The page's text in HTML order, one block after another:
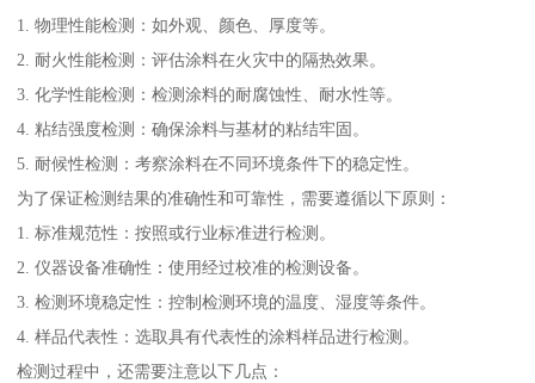
1. 物理性能检测：如外观、颜色、厚度等。
2. 耐火性能检测：评估涂料在火灾中的隔热效果。
3. 化学性能检测：检测涂料的耐腐蚀性、耐水性等。
4. 粘结强度检测：确保涂料与基材的粘结牢固。
5. 耐候性检测：考察涂料在不同环境条件下的稳定性。
为了保证检测结果的准确性和可靠性，需要遵循以下原则：
1. 标准规范性：按照或行业标准进行检测。
2. 仪器设备准确性：使用经过校准的检测设备。
3. 检测环境稳定性：控制检测环境的温度、湿度等条件。
4. 样品代表性：选取具有代表性的涂料样品进行检测。
检测过程中，还需要注意以下几点：